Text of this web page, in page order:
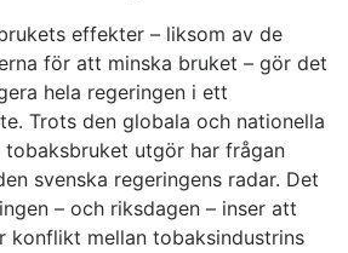
effekter – liksom av de
för att minska bruket – gör det
hela regeringen i ett
Trots den globala och nationella
utgör har frågan
svenska regeringens radar. Det
– och riksdagen – inser att
konflikt mellan tobaksindustrins